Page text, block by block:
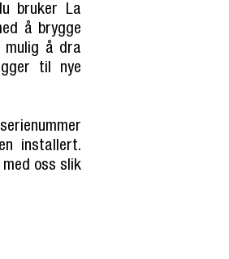
bruker La
å brygge
mulig å dra
til nye
installert.
oss slik